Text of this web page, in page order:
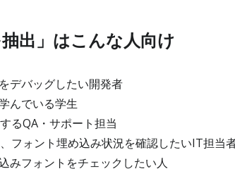
出」はこんな人向け
デバッグしたい開発者
んでいる学生
るQA・サポート担当
フォント埋め込み状況を確認したいIT担当
みフォントをチェックしたい人